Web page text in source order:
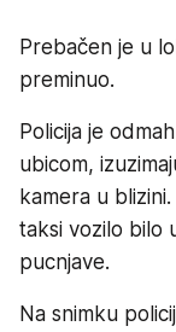
Prebačen je u
preminuo.
Policija je
ubicom,
kamera u
taksi vozilo bilo
pucnjave.
Na snimku